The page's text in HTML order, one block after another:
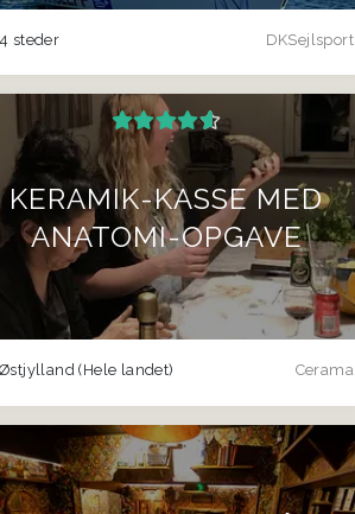
DKSejlsport
4 steder
KERAMIK-KASSE MED
ANATOMI-OPGAVE
Cerama
Østjylland(Hele landet)